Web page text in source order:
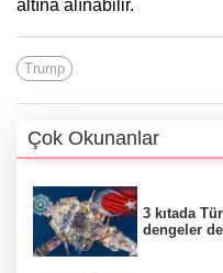
altına alınabilir.
Trump
Çok Okunanlar
3 kıtada
dengeler